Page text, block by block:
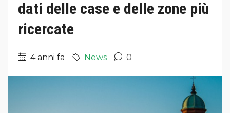
dati delle case e delle zone più
ricercate
4 anni fa News 0